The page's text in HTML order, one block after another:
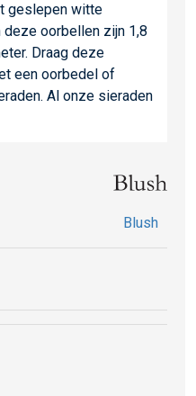
geslepen witte
oorbellen zijn 1,8
Draag deze
een oorbedel of
Al onze sieraden
Blush